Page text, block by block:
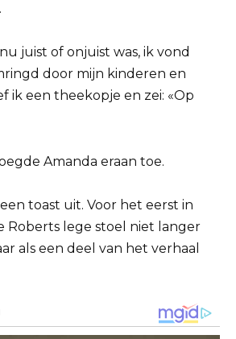
juist of onjuist was, ik vond
door mijn kinderen en
ik een theekopje en zei: «Op
Amanda eraan toe.
toast uit. Voor het eerst in
Roberts lege stoel niet langer
als een deel van het verhaal